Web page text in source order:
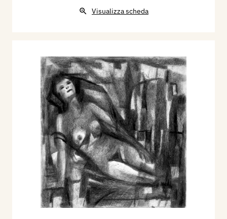
Visualizza scheda